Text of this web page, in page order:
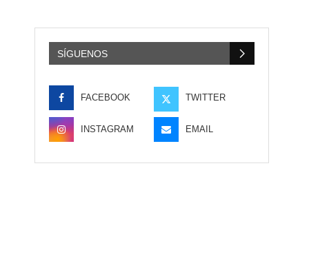
SÍGUENOS
FACEBOOK TWITTER
INSTAGRAM EMAIL